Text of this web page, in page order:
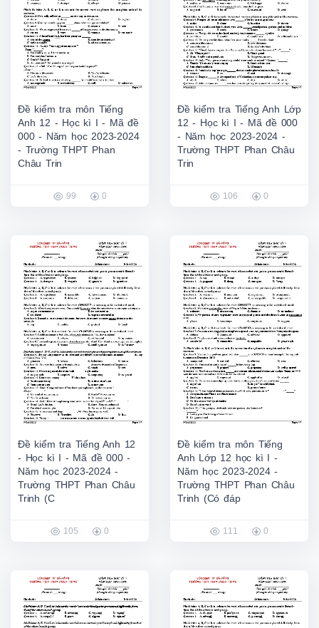
Đề kiểm tra môn Tiếng
Anh 12 - Học kì I - Mã đề
000 - Năm học 2023-2024
- Trường THPT Phan
Châu Trin
99 0
Đề kiểm tra Tiếng Anh Lớp
12 - Học kì I - Mã đề 000
- Năm học 2023-2024 -
Trường THPT Phan Châu
Trin
106 0
Đề kiểm tra Tiếng Anh 12
- Học kì I - Mã đề 000 -
Năm học 2023-2024 -
Trường THPT Phan Châu
Trinh (C
105 0
Đề kiểm tra môn Tiếng
Anh Lớp 12 học kì I -
Năm học 2023-2024 -
Trường THPT Phan Châu
Trinh (Có đáp
111 0